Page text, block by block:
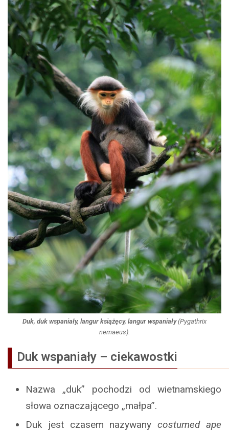
Duk, duk wspaniały, langur książęcy, langur wspaniały(Pygathrix
nemaeus).
Duk wspaniały – ciekawostki
Nazwa „duk” pochodzi od wietnamskiego
słowa oznaczającego „małpa”.
Duk jest czasem nazywanycostumed ape